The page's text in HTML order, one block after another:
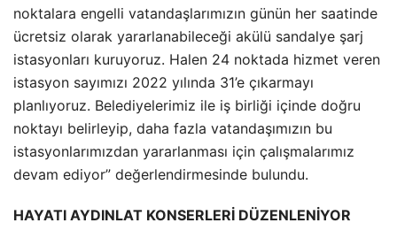
noktalara engelli vatandaşlarımızın günün her saatinde
ücretsiz olarak yararlanabileceği akülü sandalye şarj
istasyonları kuruyoruz. Halen 24 noktada hizmet veren
istasyon sayımızı 2022 yılında 31’e çıkarmayı
planlıyoruz. Belediyelerimiz ile iş birliği içinde doğru
noktayı belirleyip, daha fazla vatandaşımızın bu
istasyonlarımızdan yararlanması için çalışmalarımız
devam ediyor” değerlendirmesinde bulundu.
HAYATI AYDINLAT KONSERLERİ DÜZENLENİYOR